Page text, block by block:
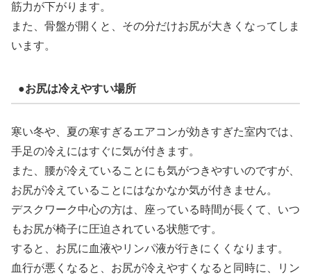
筋力が下がります。
また、骨盤が開くと、その分だけお尻が大きくなってしま
います。
●お尻は冷えやすい場所
寒い冬や、夏の寒すぎるエアコンが効きすぎた室内では、
手足の冷えにはすぐに気が付きます。
また、腰が冷えていることにも気がつきやすいのですが、
お尻が冷えていることにはなかなか気が付きません。
デスクワーク中心の方は、座っている時間が長くて、いつ
もお尻が椅子に圧迫されている状態です。
すると、お尻に血液やリンパ液が行きにくくなります。
血行が悪くなると、お尻が冷えやすくなると同時に、リン